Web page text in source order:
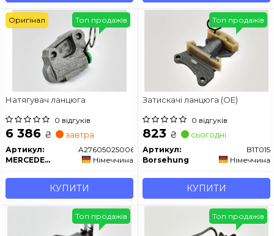
Натягувач ланцюга
0 відгуків
6 386 ₴ завтра
Артикул:
A276050250064
MERCEDES-BENZ
Німеччина
КУПИТИ
Топ продажів
Оригінал
Затискачі ланцюга (OE)
0 відгуків
823 ₴ сьогодні
Артикул:
B1T015
Borsehung
Німеччина
КУПИТИ
Топ продажів
Топ продажів Топ продажів